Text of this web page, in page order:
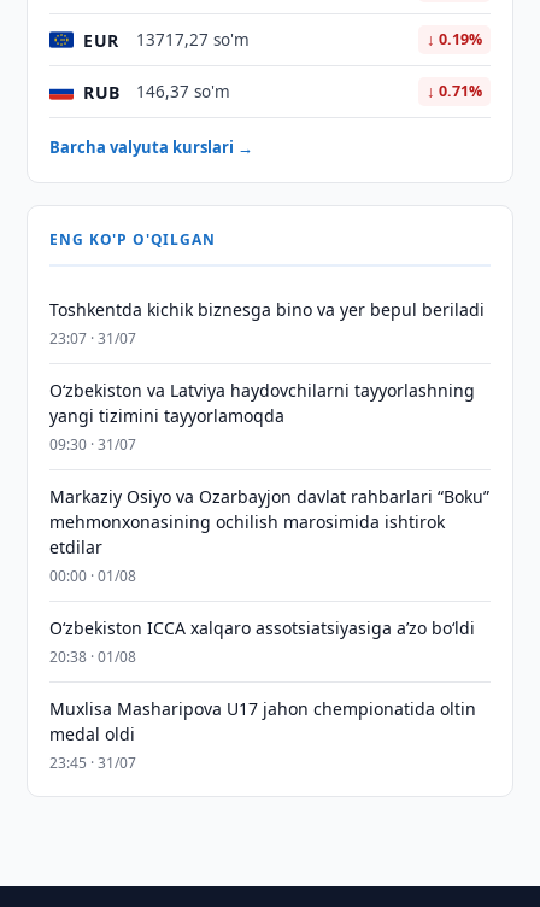
EUR 13717,27 so'm ↓ 0.19%
RUB 146,37 so'm ↓ 0.71%
Barcha valyuta kurslari →
ENG KO'P O'QILGAN
Toshkentda kichik biznesga bino va yer bepul beriladi
23:07 · 31/07
Oʻzbekiston va Latviya haydovchilarni tayyorlashning
yangi tizimini tayyorlamoqda
09:30 · 31/07
Markaziy Osiyo va Ozarbayjon davlat rahbarlari “Boku”
mehmonxonasining ochilish marosimida ishtirok
etdilar
00:00 · 01/08
O‘zbekiston ICCA xalqaro assotsiatsiyasiga aʼzo bo‘ldi
20:38 · 01/08
Muxlisa Masharipova U17 jahon chempionatida oltin
medal oldi
23:45 · 31/07